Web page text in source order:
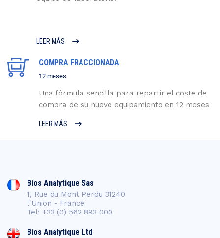
LEER MÁS
COMPRA FRACCIONADA
12 meses
Una fórmula sencilla para repartir el coste de
compra de su nuevo equipamiento en 12 meses
LEER MÁS
Bios Analytique Sas
1, Rue du Mont Perdu 31240
l'Union - France
Tel: +33 (0) 562 893 000
Bios Analytique Ltd